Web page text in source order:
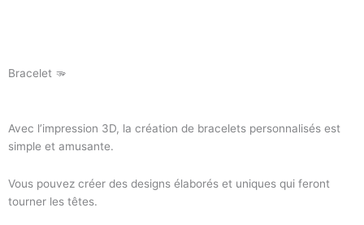
Bracelet 🫳
Avec l’impression 3D, la création de bracelets personnalisés est
simple et amusante.
Vous pouvez créer des designs élaborés et uniques qui feront
tourner les têtes.